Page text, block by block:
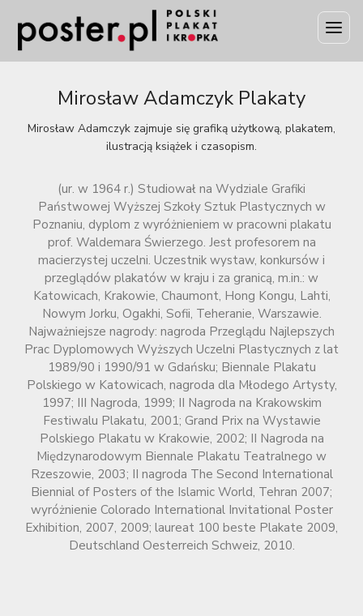
Mirosław Adamczyk Plakaty
Mirosław Adamczyk zajmuje się grafiką użytkową, plakatem,
ilustracją książek i czasopism.
(ur. w 1964 r.) Studiował na Wydziale Grafiki
Państwowej Wyższej Szkoły Sztuk Plastycznych w
Poznaniu, dyplom z wyróżnieniem w pracowni plakatu
prof. Waldemara Świerzego. Jest profesorem na
macierzystej uczelni. Uczestnik wystaw, konkursów i
przeglądów plakatów w kraju i za granicą, m.in.: w
Katowicach, Krakowie, Chaumont, Hong Kongu, Lahti,
Nowym Jorku, Ogakhi, Sofii, Teheranie, Warszawie.
Najważniejsze nagrody: nagroda Przeglądu Najlepszych
Prac Dyplomowych Wyższych Uczelni Plastycznych z lat
1989/90 i 1990/91 w Gdańsku; Biennale Plakatu
Polskiego w Katowicach, nagroda dla Młodego Artysty,
1997; III Nagroda, 1999; II Nagroda na Krakowskim
Festiwalu Plakatu, 2001; Grand Prix na Wystawie
Polskiego Plakatu w Krakowie, 2002; II Nagroda na
Międzynarodowym Biennale Plakatu Teatralnego w
Rzeszowie, 2003; II nagroda The Second International
Biennial of Posters of the Islamic World, Tehran 2007;
wyróżnienie Colorado International Invitational Poster
Exhibition, 2007, 2009; laureat 100 beste Plakate 2009,
Deutschland Oesterreich Schweiz, 2010.